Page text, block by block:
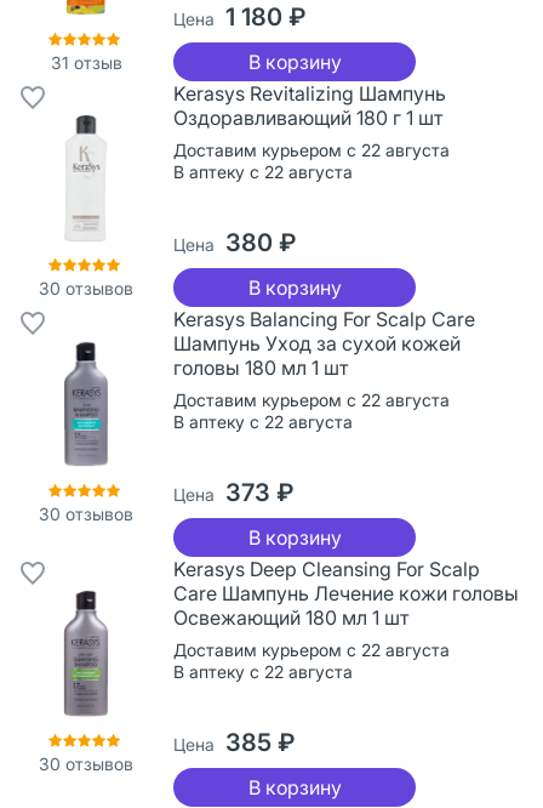
31 отзыв
Цена 1 180 ₽
В корзину
30 отзывов
Kerasys Revitalizing Шампунь
Оздоравливающий 180 г 1 шт
Доставим курьером с 22 августа
В аптеку с 22 августа
Цена 380 ₽
В корзину
30 отзывов
Kerasys Balancing For Scalp Care
Шампунь Уход за сухой кожей
головы 180 мл 1 шт
Доставим курьером с 22 августа
В аптеку с 22 августа
Цена 373 ₽
В корзину
30 отзывов
Kerasys Deep Cleansing For Scalp
Care Шампунь Лечение кожи головы
Освежающий 180 мл 1 шт
Доставим курьером с 22 августа
В аптеку с 22 августа
Цена 385 ₽
В корзину